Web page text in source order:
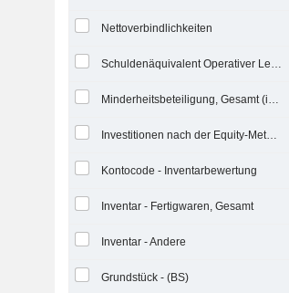
Nettoverbindlichkeiten
Schuldenäquivalent Operativer Leasingverträge
Minderheitsbeteiligung, Gesamt (inkl. Fin. Div.)
Investitionen nach der Equity-Methode, Gesamt
Kontocode - Inventarbewertung
Inventar - Fertigwaren, Gesamt
Inventar - Andere
Grundstück - (BS)